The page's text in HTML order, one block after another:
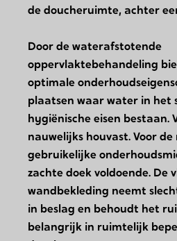
de doucheruimte, achter
Door de waterafstotende
oppervlaktebehandeling
optimale
plaatsen waar water in het
hygiënische eisen bestaan.
nauwelijks houvast. Voor
gebruikelijke
zachte doek voldoende. De
wandbekleding neemt
in beslag en behoudt het
belangrijk in ruimtelijk